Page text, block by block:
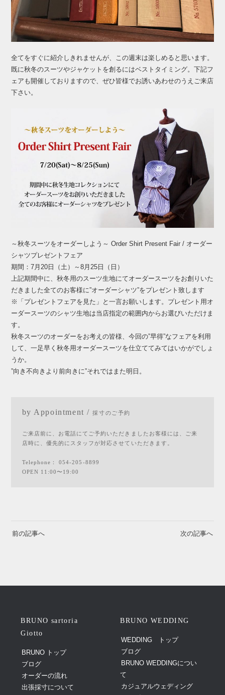
全てをすぐに紹介しきれませんが、この週末は楽しめると思います。
既に秋冬のスーツやジャケットを創るにはベストタイミング。下記フ
ェアも開催しておりますので、ぜひ皆様でお誘いあわせのうえご来店
下さい。
～秋冬スーツをオーダーしよう～ Order Shirt Present Fair / オーダー
シャツプレゼントフェア
期間：7月20日（土）～8月25日（日）
上記期間中に、秋冬用のスーツ生地にてオーダースーツをお創りいた
だきました全てのお客様に”オーダーシャツ”をプレゼント致します
※「プレゼントフェアを見た」と一言お願いします。プレゼント用オ
ーダースーツのシャツ生地は当店指定の範囲内からお選びいただけま
す。
秋冬スーツのオーダーをお考えの皆様、今回の”早得”なフェアを利用
して、一足早く秋冬用オーダースーツを仕立ててみてはいかがでしょ
うか。
”向き不向きより前向きに”それではまた明日。
by Appointment /採寸のご予約
ご来店前に、お電話にてご予約いただきましたお客様には、ご来
店時に、優先的にスタッフが対応させていただきます。
Telephone：054-205-8899
OPEN 11:00〜19:00
前の記事へ 次の記事へ
BRUNO sartoria
Giotto
BRUNO トップ
ブログ
オーダーの流れ
出張採寸について
BRUNO WEDDING
WEDDING トップ
ブログ
BRUNO WEDDINGについ
て
カジュアルウェディング